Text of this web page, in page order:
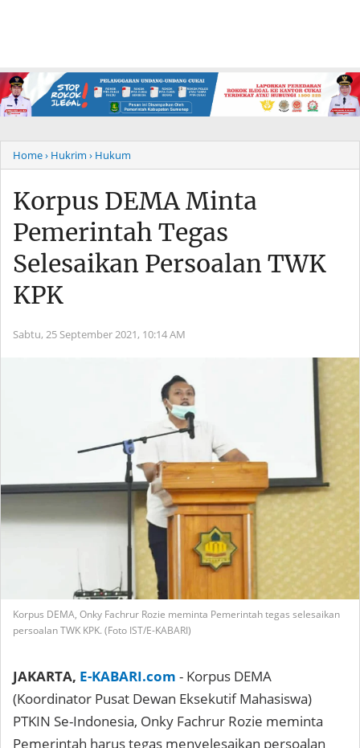
Home› Hukrim › Hukum
Korpus DEMA Minta
Pemerintah Tegas
Selesaikan Persoalan TWK
KPK
Sabtu, 25 September 2021, 10:14 AM
Korpus DEMA, Onky Fachrur Rozie meminta Pemerintah tegas selesaikan
persoalan TWK KPK. (Foto IST/E-KABARI)
JAKARTA, E-KABARI.com - Korpus DEMA
(Koordinator Pusat Dewan Eksekutif Mahasiswa)
PTKIN Se-Indonesia, Onky Fachrur Rozie meminta
Pemerintah harus tegas menyelesaikan persoalan